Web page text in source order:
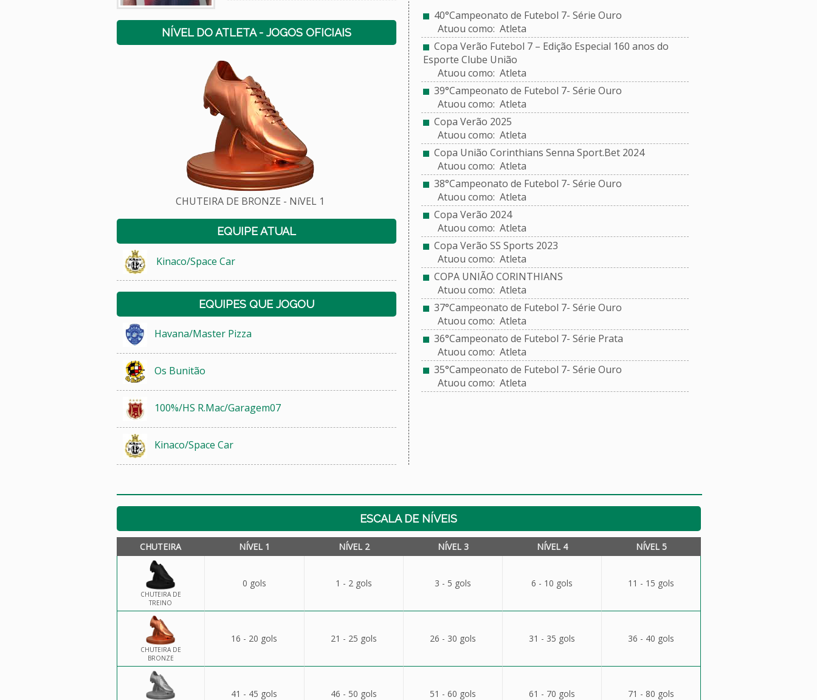
NÍVEL DO ATLETA - JOGOS OFICIAIS
CHUTEIRA DE BRONZE - NíVEL 1
EQUIPE ATUAL
Kinaco/Space Car
EQUIPES QUE JOGOU
Havana/Master Pizza
Os Bunitão
100%/HS R.Mac/Garagem07
Kinaco/Space Car
40°Campeonato de Futebol 7- Série Ouro
Atuou como: Atleta
Copa Verão Futebol 7 – Edição Especial 160 anos do
Esporte Clube União
Atuou como: Atleta
39°Campeonato de Futebol 7- Série Ouro
Atuou como: Atleta
Copa Verão 2025
Atuou como: Atleta
Copa União Corinthians Senna Sport.Bet 2024
Atuou como: Atleta
38°Campeonato de Futebol 7- Série Ouro
Atuou como: Atleta
Copa Verão 2024
Atuou como: Atleta
Copa Verão SS Sports 2023
Atuou como: Atleta
COPA UNIÃO CORINTHIANS
Atuou como: Atleta
37°Campeonato de Futebol 7- Série Ouro
Atuou como: Atleta
36°Campeonato de Futebol 7- Série Prata
Atuou como: Atleta
35°Campeonato de Futebol 7- Série Ouro
Atuou como: Atleta
ESCALA DE NÍVEIS
CHUTEIRA NÍVEL 1 NÍVEL 2 NÍVEL 3 NÍVEL 4 NÍVEL 5
CHUTEIRA DE
TREINO
0 gols 1 - 2 gols 3 - 5 gols 6 - 10 gols 11 - 15 gols
CHUTEIRA DE
BRONZE
16 - 20 gols 21 - 25 gols 26 - 30 gols 31 - 35 gols 36 - 40 gols
41 - 45 gols 46 - 50 gols 51 - 60 gols 61 - 70 gols 71 - 80 gols